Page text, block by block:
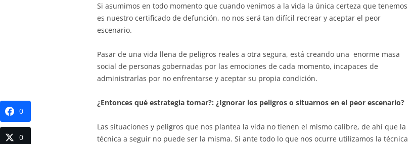
Si asumimos en todo momento que cuando venimos a la vida la única certeza que tenemos
es nuestro certificado de defunción, no nos será tan difícil recrear y aceptar el peor
escenario.
Pasar de una vida llena de peligros reales a otra segura, está creando una enorme masa
social de personas gobernadas por las emociones de cada momento, incapaces de
administrarlas por no enfrentarse y aceptar su propia condición.
¿Entonces qué estrategia tomar?: ¿Ignorar los peligros o situarnos en el peor escenario?
Las situaciones y peligros que nos plantea la vida no tienen el mismo calibre, de ahí que la
técnica a seguir no puede ser la misma. Si ante todo lo que nos ocurre utilizamos la técnica
0
0